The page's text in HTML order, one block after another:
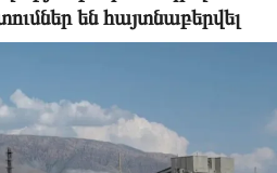
են հայտնաբերվել